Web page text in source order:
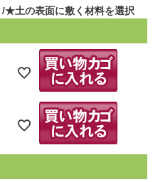
★土の表面に敷く材料を選択